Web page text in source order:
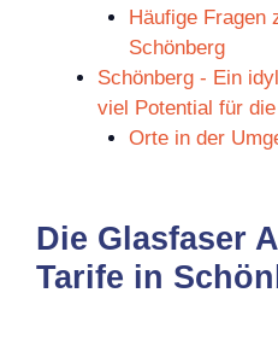
Häufige Fragen
Schönberg
Schönberg - Ein
viel Potential für
Orte in der
Die Glasfaser
Tarife in